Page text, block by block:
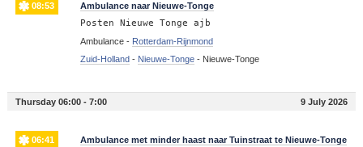
08:53 Ambulance naar Nieuwe-Tonge
Posten Nieuwe Tonge ajb
Ambulance - Rotterdam-Rijnmond
Zuid-Holland- Nieuwe-Tonge- Nieuwe-Tonge
Thursday 06:00 - 7:00 9 July 2026
06:41 Ambulance met minder haast naar Tuinstraat te Nieuwe-Tonge